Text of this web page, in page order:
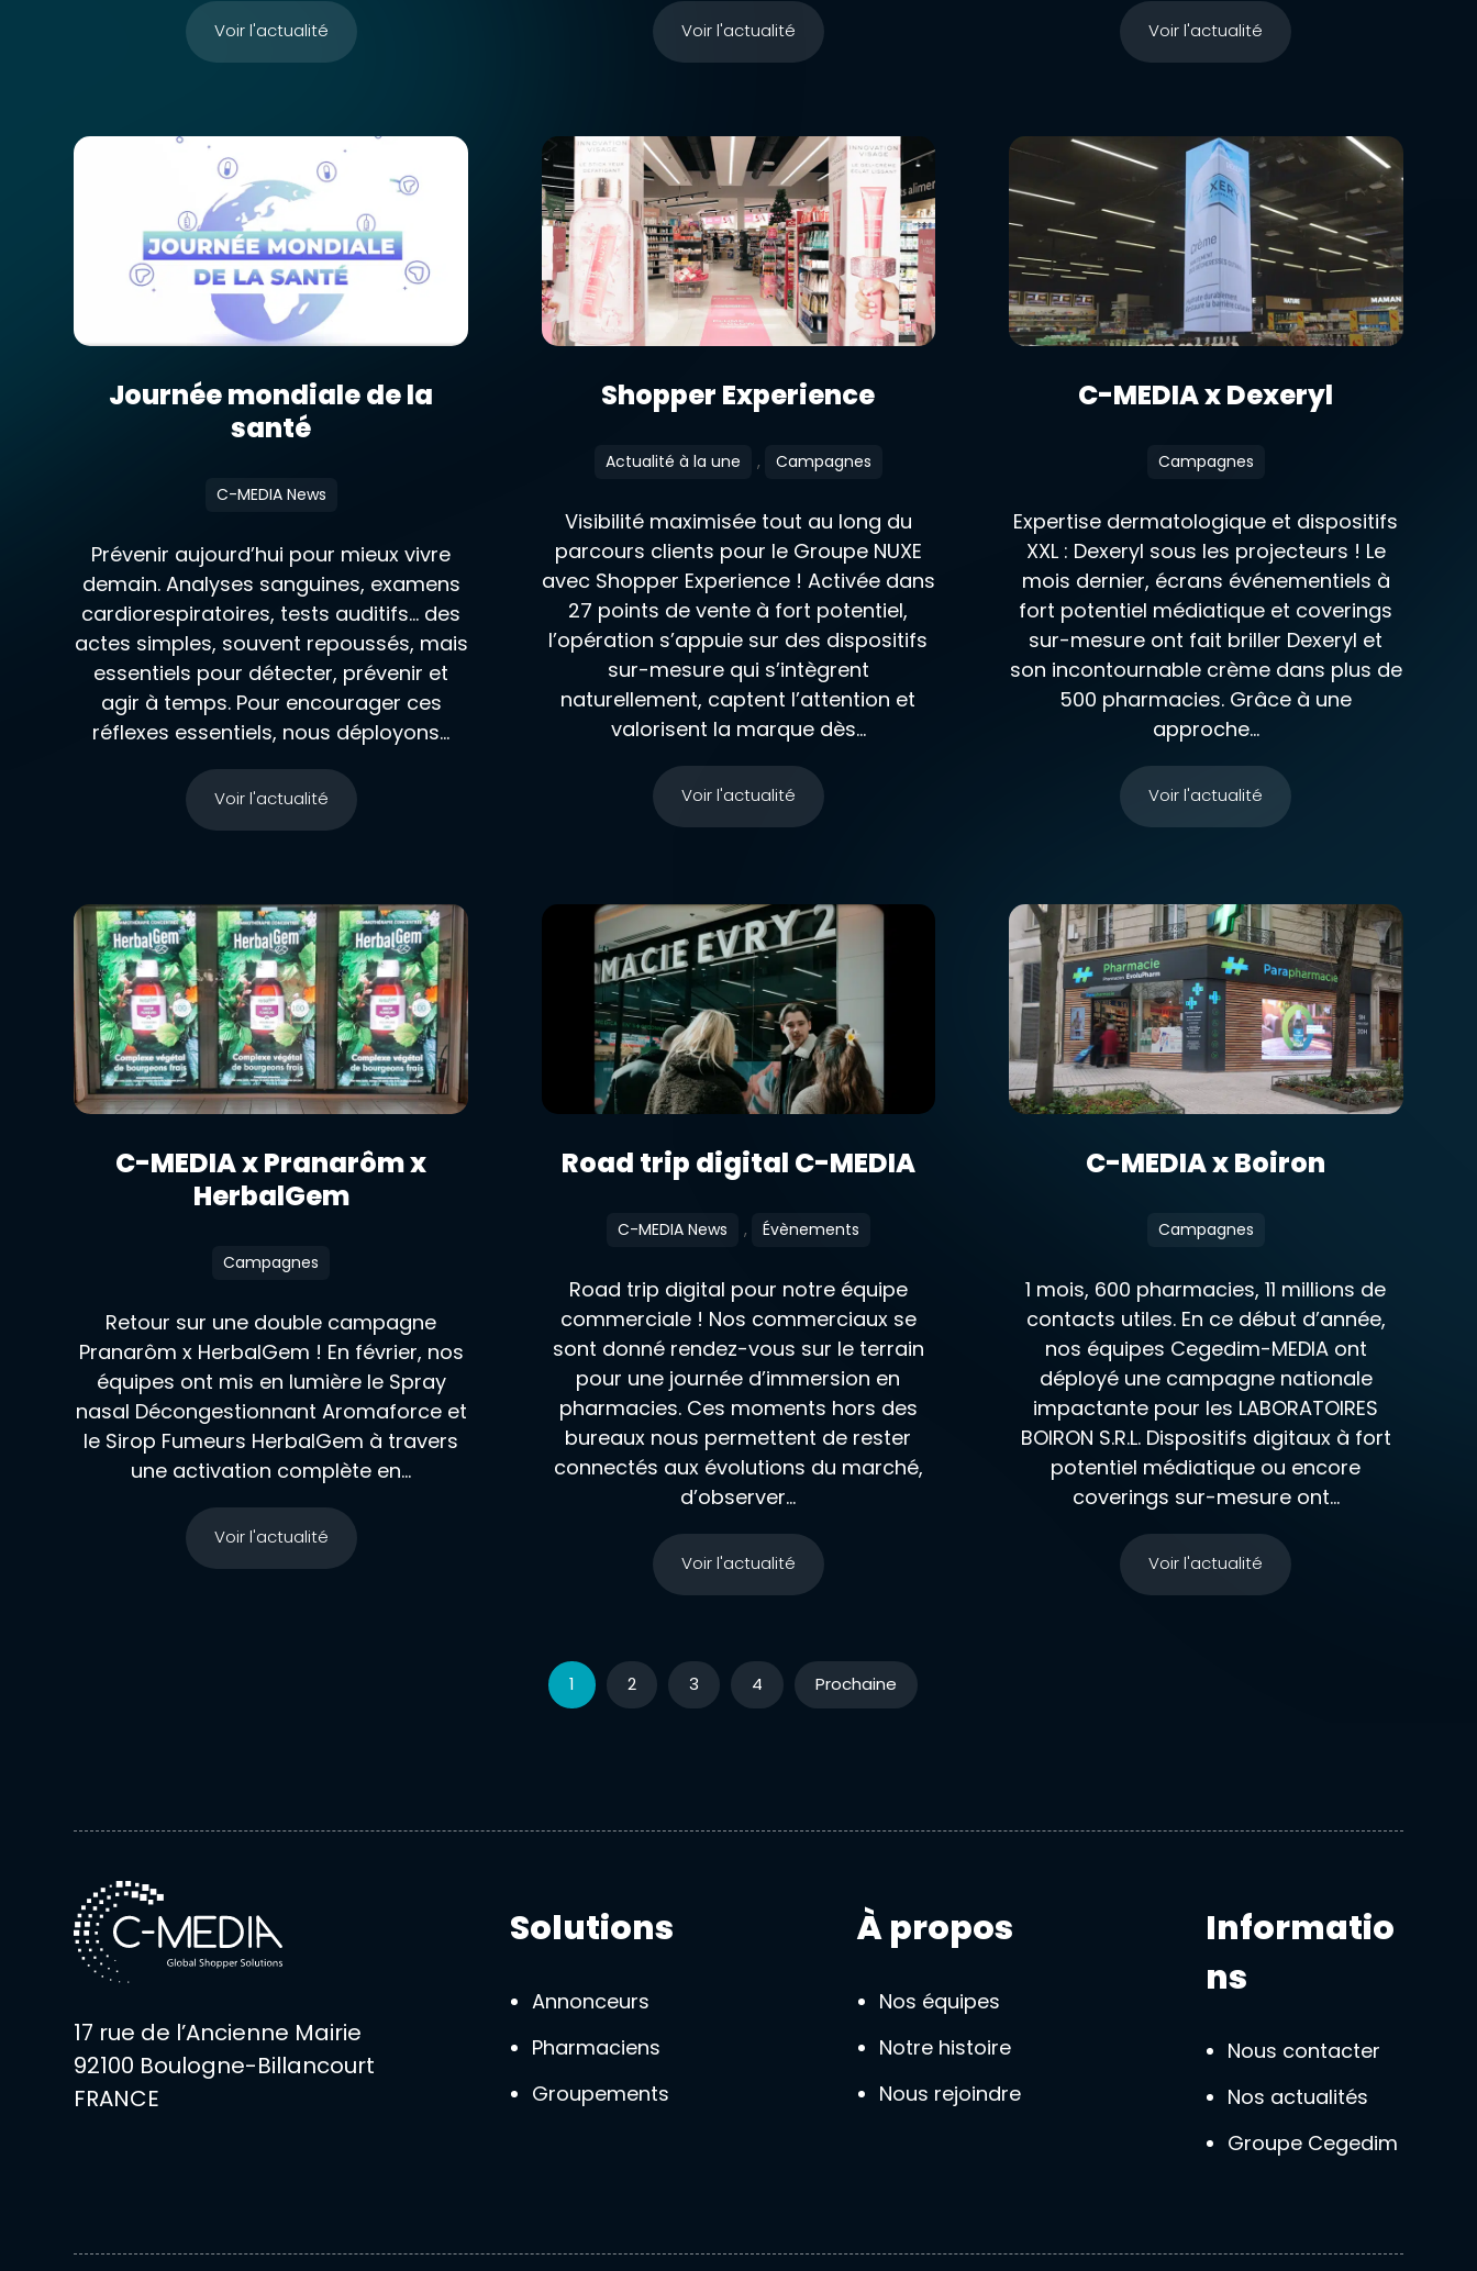
Voir l'actualité Voir l'actualité Voir l'actualité
Journée mondiale de la
santé
C-MEDIA News
Prévenir aujourd’hui pour mieux vivre
demain. Analyses sanguines, examens
cardiorespiratoires, tests auditifs… des
actes simples, souvent repoussés, mais
essentiels pour détecter, prévenir et
agir à temps. Pour encourager ces
réflexes essentiels, nous déployons...
Voir l'actualité
Shopper Experience
Actualité à la une , Campagnes
Visibilité maximisée tout au long du
parcours clients pour le Groupe NUXE
avec Shopper Experience ! Activée dans
27 points de vente à fort potentiel,
l’opération s’appuie sur des dispositifs
sur-mesure qui s’intègrent
naturellement, captent l’attention et
valorisent la marque dès...
Voir l'actualité
C-MEDIA x Dexeryl
Campagnes
Expertise dermatologique et dispositifs
XXL : Dexeryl sous les projecteurs ! Le
mois dernier, écrans événementiels à
fort potentiel médiatique et coverings
sur-mesure ont fait briller Dexeryl et
son incontournable crème dans plus de
500 pharmacies. Grâce à une
approche...
Voir l'actualité
C-MEDIA x Pranarôm x
HerbalGem
Campagnes
Retour sur une double campagne
Pranarôm x HerbalGem ! En février, nos
équipes ont mis en lumière le Spray
nasal Décongestionnant Aromaforce et
le Sirop Fumeurs HerbalGem à travers
une activation complète en...
Voir l'actualité
Road trip digital C-MEDIA
C-MEDIA News , Évènements
Road trip digital pour notre équipe
commerciale ! Nos commerciaux se
sont donné rendez-vous sur le terrain
pour une journée d’immersion en
pharmacies. Ces moments hors des
bureaux nous permettent de rester
connectés aux évolutions du marché,
d’observer...
Voir l'actualité
C-MEDIA x Boiron
Campagnes
1 mois, 600 pharmacies, 11 millions de
contacts utiles. En ce début d’année,
nos équipes Cegedim-MEDIA ont
déployé une campagne nationale
impactante pour les LABORATOIRES
BOIRON S.R.L. Dispositifs digitaux à fort
potentiel médiatique ou encore
coverings sur-mesure ont...
Voir l'actualité
1 2 3 4 Prochaine
17 rue de l’Ancienne Mairie
92100 Boulogne-Billancourt
FRANCE
Solutions
Annonceurs
Pharmaciens
Groupements
À propos
Nos équipes
Notre histoire
Nous rejoindre
Informatio
ns
Nous contacter
Nos actualités
Groupe Cegedim